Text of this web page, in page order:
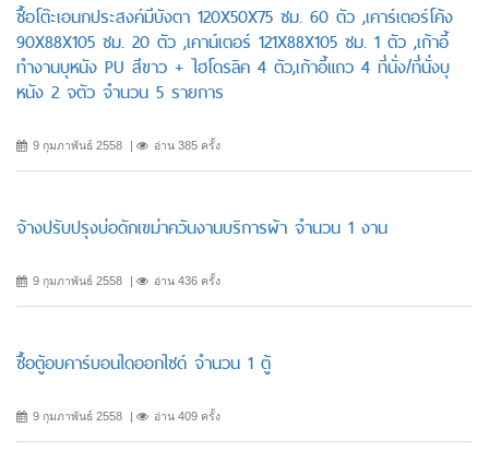
ซื้อโต๊ะเอนกประสงค์มีบังตา 120X50X75 ซม. 60 ตัว ,เคาร์เตอร์โค้ง
90X88X105 ซม. 20 ตัว ,เคาน์เตอร์ 121X88X105 ซม. 1 ตัว ,เก้าอี้
ทำงานบุหนัง PU สีขาว + ไฮโดรลิค 4 ตัว,เก้าอี้แถว 4 ที่นั่ง/ที่นั่งบุ
หนัง 2 จตัว จำนวน 5 รายการ
9 กุมภาพันธ์ 2558 อ่าน 385 ครั้ง
จ้างปรับปรุงบ่อดักเขม่าควันงานบริการผ้า จำนวน 1 งาน
9 กุมภาพันธ์ 2558 อ่าน 436 ครั้ง
ซื้อตู้อบคาร์บอนไดออกไซด์ จำนวน 1 ตู้
9 กุมภาพันธ์ 2558 อ่าน 409 ครั้ง